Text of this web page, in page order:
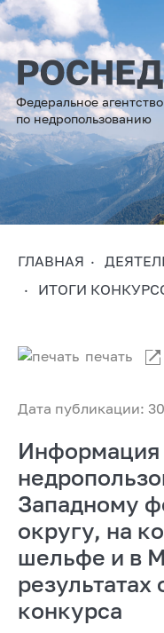
Федеральное агентство
по недропользованию
ГЛАВНАЯ
ИТОГИ
Дата публикации:
печать
Информация
Западному
округу, на
шельфе и в
результатах
конкурса